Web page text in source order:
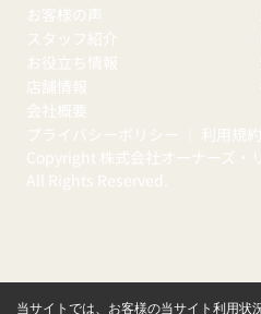
お客様の声
スタッフ紹介
お役立ち情報
店舗情報
会社概要
プライバシーポリシー
利用規約
Copyright 株式会社オーナーズ・
All Rights Reserved.
当サイトでは、お客様の当サイト利用状